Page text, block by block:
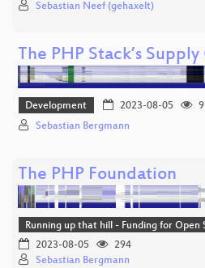
Sebastian Neef (gehaxelt)
The PHP Stack’s Supply
Development 2023-08-05
Sebastian Bergmann
The PHP Foundation
Running up that hill - Funding for
2023-08-05
294
Sebastian Bergmann